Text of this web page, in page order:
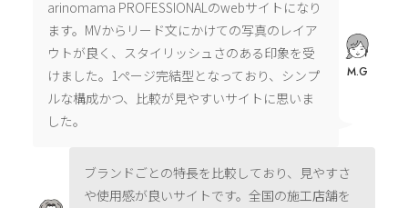
arinomama PROFESSIONALのwebサイトになり
ます。MVからリード文にかけての写真のレイア
ウトが良く、スタイリッシュさのある印象を受
けました。1ページ完結型となっており、シンプ
ルな構成かつ、比較が見やすいサイトに思いま
した。
M.G
ブランドごとの特長を比較しており、見やすさ
や使用感が良いサイトです。全国の施工店舗を